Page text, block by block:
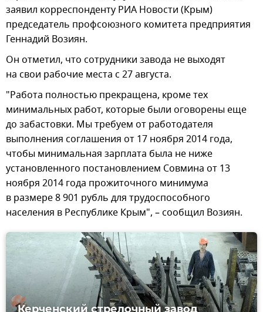
заявил корреспонденту РИА Новости (Крым)
председатель профсоюзного комитета предприятия
Геннадий Возиян.
Он отметил, что сотрудники завода не выходят
на свои рабочие места с 27 августа.
"Работа полностью прекращена, кроме тех
минимальных работ, которые были оговорены еще
до забастовки. Мы требуем от работодателя
выполнения соглашения от 17 ноября 2014 года,
чтобы минимальная зарплата была не ниже
установленного постановлением Совмина от 13
ноября 2014 года прожиточного минимума
в размере 8 901 рубль для трудоспособного
населения в Республике Крым", – сообщил Возиян.
Керченский стрелочный завод